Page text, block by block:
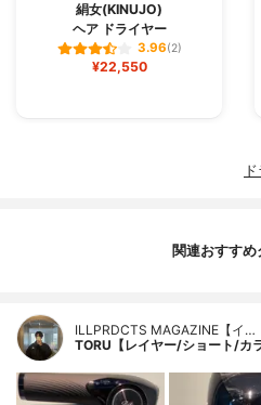
絹女(KINUJO)
ヘア ドライヤー
3.96(2)
¥22,550
関連おすすめ
ILLPRDCTS MAGAZINE【イ…
TORU【レイヤー/ショート/カ